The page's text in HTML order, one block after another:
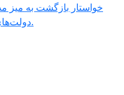
خواستار بازگشت به میز
دولت‌های ایران و آمریکا و پایان جنگ هستیم.